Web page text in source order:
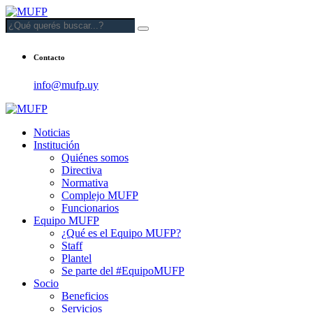
Contacto
info@mufp.uy
Noticias
Institución
Quiénes somos
Directiva
Normativa
Complejo MUFP
Funcionarios
Equipo MUFP
¿Qué es el Equipo MUFP?
Staff
Plantel
Se parte del #EquipoMUFP
Socio
Beneficios
Servicios